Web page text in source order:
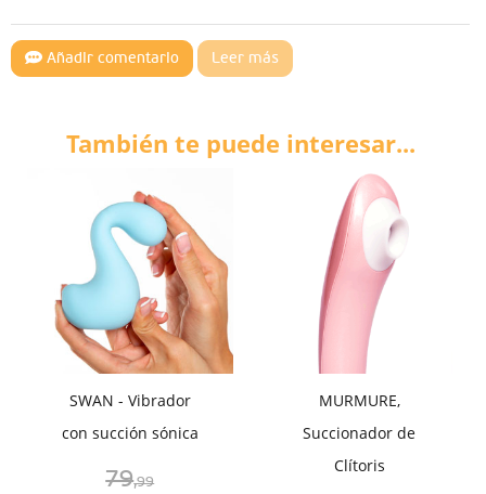
Añadir comentario Leer más
También te puede interesar...
SWAN - Vibrador
con succión sónica
79,99
MURMURE,
Succionador de
Clítoris